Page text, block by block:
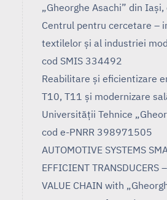
„Gheorghe Asachi” din
Centrul pentru cercetare –
textilelor și al industriei
cod SMIS 334492
Reabilitare și eficientizare
T10, T11 și modernizare
Universității Tehnice
cod e-PNRR 398971505
AUTOMOTIVE SYSTEMS
EFFICIENT TRANSDUCERS
VALUE CHAIN with